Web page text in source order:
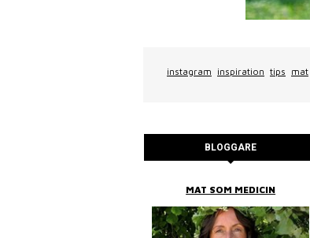
instagram inspiration tips mat
BLOGGARE
MAT SOM MEDICIN